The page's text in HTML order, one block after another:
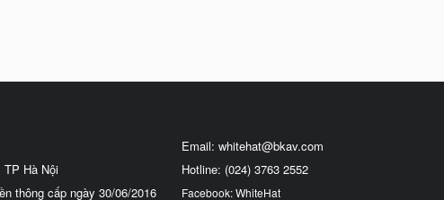
Hà Nội
thông cấp ngày 30/06/2016
Email: whitehat@bkav.com
Hotline: (024) 3763 2552
Facebook: WhiteHat